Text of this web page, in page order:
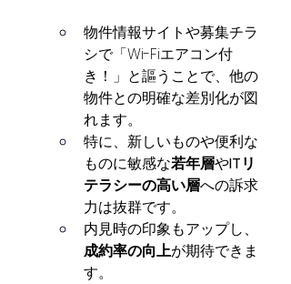
物件情報サイトや募集チラ
シで「Wi-Fiエアコン付
き！」と謳うことで、他の
物件との明確な差別化が図
れます。
特に、新しいものや便利な
ものに敏感な若年層やITリ
テラシーの高い層への訴求
力は抜群です。
内見時の印象もアップし、
成約率の向上が期待できま
す。